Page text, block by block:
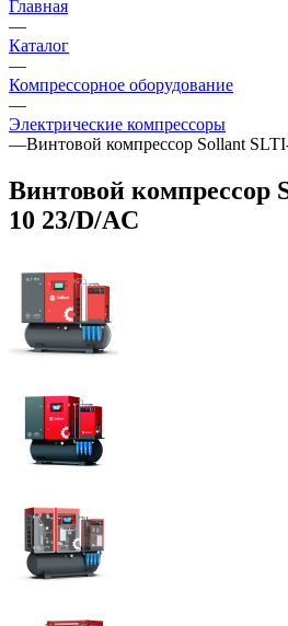
Главная
—
Каталог
—
Компрессорное оборудование
—
Электрические компрессоры
—Винтовой компрессор Sollant
Винтовой компрессор
10 23/D/AC